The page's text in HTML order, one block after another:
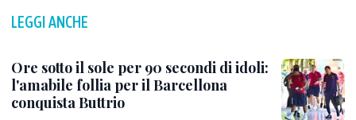
LEGGI ANCHE
Ore sotto il sole per 90 secondi di idoli:
l'amabile follia per il Barcellona
conquista Buttrio